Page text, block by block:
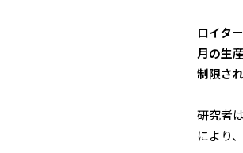
ロイタ
月の生
制限さ
研究者
により